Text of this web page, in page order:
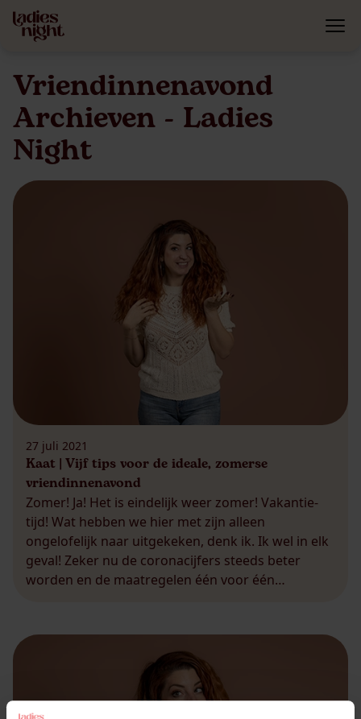
Vriendinnenavond
Archieven - Ladies
Night
27 juli 2021
Kaat | Vijf tips voor de ideale, zomerse
vriendinnenavond
Zomer! Ja! Het is eindelijk weer zomer! Vakantie-
tijd! Wat hebben we hier met zijn alleen
ongelofelijk naar uitgekeken, denk ik. Ik wel in elk
geval! Zeker nu de coronacijfers steeds beter
worden en de maatregelen één voor één
handbereik. Weg […]